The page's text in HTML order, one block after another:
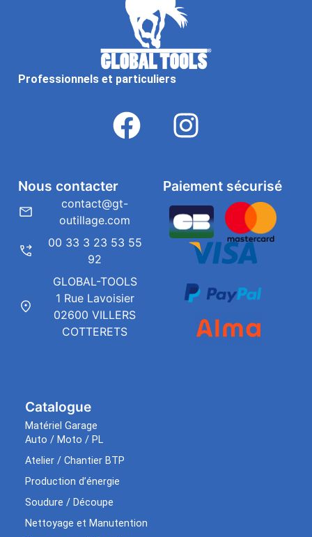
Professionnels et particuliers
Catalogue
Matériel Garage
Auto / Moto / PL
Atelier / Chantier BTP
Production d’énergie
Soudure / Découpe
Nettoyage et Manutention
Paiement sécurisé
Nous contacter
contact@gt-
outillage.com
00 33 3 23 53 55
92
GLOBAL-TOOLS
1 Rue Lavoisier
02600 VILLERS
COTTERETS